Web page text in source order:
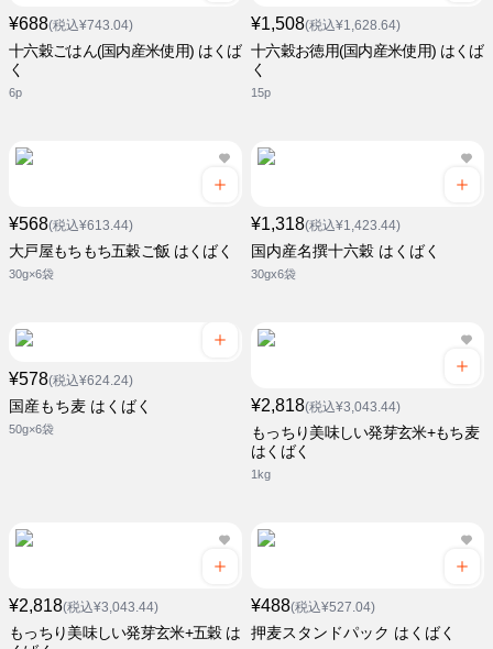
¥688(税込¥743.04)
十六穀ごはん(国内産米使用) はくば
く
6p
¥1,508(税込¥1,628.64)
十六穀お徳用(国内産米使用) はくば
く
15p
¥568(税込¥613.44)
大戸屋もちもち五穀ご飯 はくばく
30g×6袋
¥1,318(税込¥1,423.44)
国内産名撰十六穀 はくばく
30gx6袋
¥578(税込¥624.24)
国産もち麦 はくばく
50g×6袋
¥2,818(税込¥3,043.44)
もっちり美味しい発芽玄米+もち麦
はくばく
1kg
¥2,818(税込¥3,043.44)
もっちり美味しい発芽玄米+五穀 は
¥488(税込¥527.04)
押麦スタンドパック はくばく